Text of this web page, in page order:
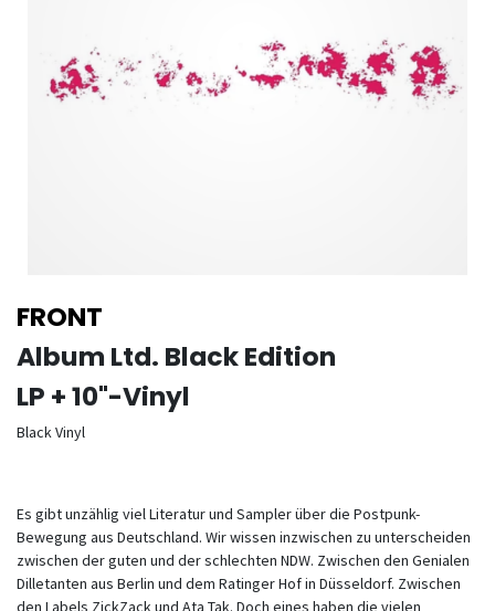
FRONT
Album Ltd. Black Edition
LP + 10"-Vinyl
Black Vinyl
Es gibt unzählig viel Literatur und Sampler über die Postpunk-
Bewegung aus Deutschland. Wir wissen inzwischen zu unterscheiden
zwischen der guten und der schlechten NDW. Zwischen den Genialen
Dilletanten aus Berlin und dem Ratinger Hof in Düsseldorf. Zwischen
den Labels ZickZack und Ata Tak. Doch eines haben die vielen